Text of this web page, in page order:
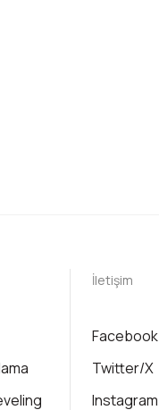
İletişim
Facebook
Twitter/X
Instagram